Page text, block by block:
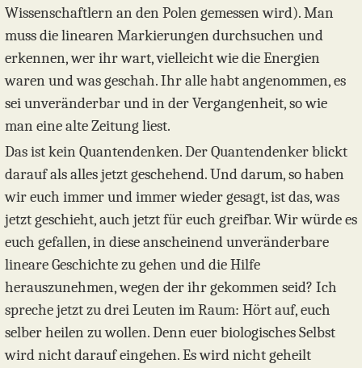
Wissenschaftlern an den Polen gemessen wird). Man
muss die linearen Markierungen durchsuchen und
erkennen, wer ihr wart, vielleicht wie die Energien
waren und was geschah. Ihr alle habt angenommen, es
sei unveränderbar und in der Vergangenheit, so wie
man eine alte Zeitung liest.
Das ist kein Quantendenken. Der Quantendenker blickt
darauf als alles jetzt geschehend. Und darum, so haben
wir euch immer und immer wieder gesagt, ist das, was
jetzt geschieht, auch jetzt für euch greifbar. Wir würde es
euch gefallen, in diese anscheinend unveränderbare
lineare Geschichte zu gehen und die Hilfe
herauszunehmen, wegen der ihr gekommen seid? Ich
spreche jetzt zu drei Leuten im Raum: Hört auf, euch
selber heilen zu wollen. Denn euer biologisches Selbst
wird nicht darauf eingehen. Es wird nicht geheilt